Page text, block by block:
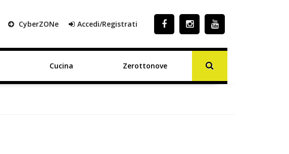
CyberZONe Accedi/Registrati
Cucina Zerottonove